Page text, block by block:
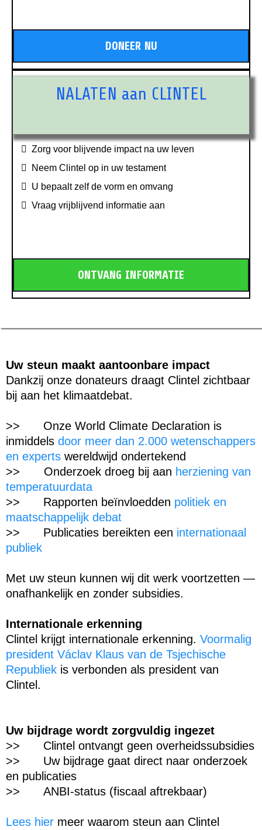
DONEER NU
NALATEN aan CLINTEL
Zorg voor blijvende impact na uw leven
Neem Clintel op in uw testament
U bepaalt zelf de vorm en omvang
Vraag vrijblijvend informatie aan
ONTVANG INFORMATIE
Uw steun maakt aantoonbare impact
Dankzij onze donateurs draagt Clintel zichtbaar
bij aan het klimaatdebat.
>>
Onze World Climate Declaration is
inmiddels door meer dan 2.000 wetenschappers
en experts wereldwijd ondertekend
>>
Onderzoek droeg bij aan herziening van
temperatuurdata
>>
Rapporten beïnvloedden politiek en
maatschappelijk debat
>>
Publicaties bereikten een internationaal
publiek
Met uw steun kunnen wij dit werk voortzetten —
onafhankelijk en zonder subsidies.
Internationale erkenning
Clintel krijgt internationale erkenning. Voormalig
president Václav Klaus van de Tsjechische
Republiek is verbonden als president van
Clintel.
Uw bijdrage wordt zorgvuldig ingezet
>>
Clintel ontvangt geen overheidssubsidies
>>
Uw bijdrage gaat direct naar onderzoek
en publicaties
>>
ANBI-status (fiscaal aftrekbaar)
Lees hier meer waarom steun aan Clintel